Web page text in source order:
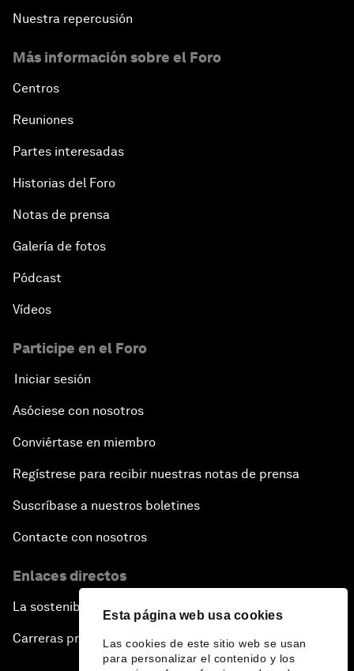
Esta página web usa cookies
Las cookies de este sitio web se usan
para personalizar el contenido y los
Nuestra repercusión
Más información sobre el Foro
Centros
Reuniones
Partes interesadas
Historias del Foro
Notas de prensa
Galería de fotos
Pódcast
Vídeos
Participe en el Foro
Iniciar sesión
Asóciese con nosotros
Conviértase en miembro
Regístrese para recibir nuestras notas de prensa
Suscríbase a nuestros boletines
Contacte con nosotros
Enlaces directos
La sostenibilidad en el Foro
Carreras profesionales